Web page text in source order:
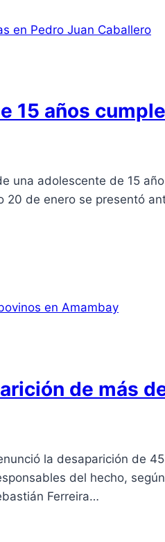
15 años
una adolescente de 15
de enero se presentó
de más
la desaparición de
del hecho,
Ferreira…